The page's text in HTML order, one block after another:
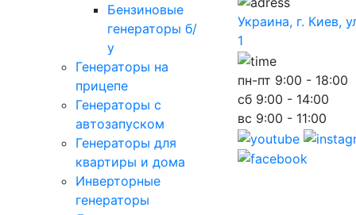
Бензиновые
генераторы б/
у
Генераторы на
прицепе
Генераторы с
автозапуском
Генераторы для
квартиры и дома
Инверторные
генераторы
Украина, г. Киев,
1
пн-пт 9:00 - 18:00
сб 9:00 - 14:00
вс 9:00 - 11:00